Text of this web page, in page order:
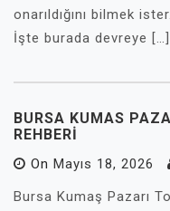
onarıldığını bilmek
İşte burada devreye […]
BURSA KUMAS
REHBERI
On Mayıs 18, 2026
Bursa Kumaş Pazarı